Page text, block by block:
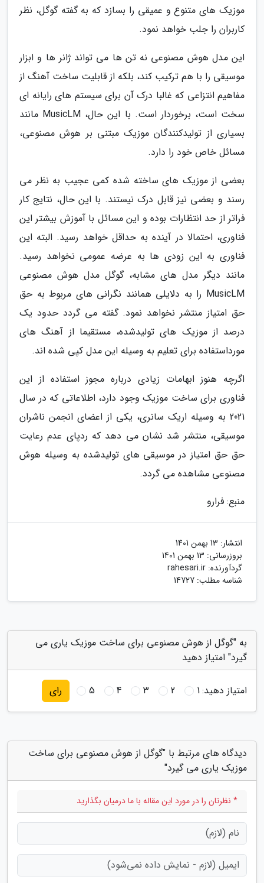
موزیک های متنوع و عمیقی را بسازد که به گفته گوگل، نظر
کاربران را جلب خواهد نمود.
این مدل هوش مصنوعی نه تن ها می تواند ژانر ها و ابزار
موسیقی را با هم ترکیب کند، بلکه از قابلیت ساخت آهنگ از
مفاهیم انتزاعی که غالبا درک آن برای سیستم های رایانه ای
سخت است، برخوردار است. با این حال، MusicLM مانند
بسیاری از تولیدکنندگان موزیک مبتنی بر هوش مصنوعی،
مسائل خاص خود را دارد.
بعضی از موزیک های ساخته شده کمی عجیب به نظر می
رسند و بعضی نیز قابل درک نیستند. با این حال، نتایج کار
فراتر از حد انتظارات بوده و این مسائل با آموزش بیشتر این
فناوری، احتمالا در آینده به حداقل خواهد رسید. البته این
فناوری به این زودی ها به عرضه عمومی نخواهد رسید.
مانند دیگر مدل های مشابه، گوگل مدل هوش مصنوعی
MusicLM را به دلایلی همانند نگرانی های مربوط به حق
حق امتیاز منتشر نخواهد نمود. گفته می گردد حدود یک
درصد از موزیک های تولیدشده، مستقیما از آهنگ های
مورداستفاده برای تعلیم به وسیله این مدل کپی شده اند.
اگرچه هنوز ابهامات زیادی درباره مجوز استفاده از این
فناوری برای ساخت موزیک وجود دارد، اطلاعاتی که در سال
2021 به وسیله اریک سانری، یکی از اعضای انجمن ناشران
موسیقی، منتشر شد نشان می دهد که ردپای عدم رعایت
حق حق امتیاز در موسیقی های تولیدشده به وسیله هوش
مصنوعی مشاهده می گردد.
منبع: فرارو
انتشار: 13 بهمن 1401
بروزرسانی: 13 بهمن 1401
گردآورنده: rahesari.ir
شناسه مطلب: 14727
به "گوگل از هوش مصنوعی برای ساخت موزیک یاری می
گیرد" امتیاز دهید
امتیاز دهید:1
2
3
4
5 رای
دیدگاه های مرتبط با "گوگل از هوش مصنوعی برای ساخت
موزیک یاری می گیرد"
* نظرتان را در مورد این مقاله با ما درمیان بگذارید